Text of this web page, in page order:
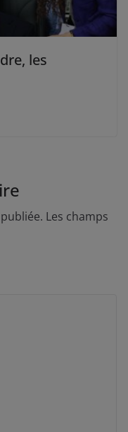
les
Les champs